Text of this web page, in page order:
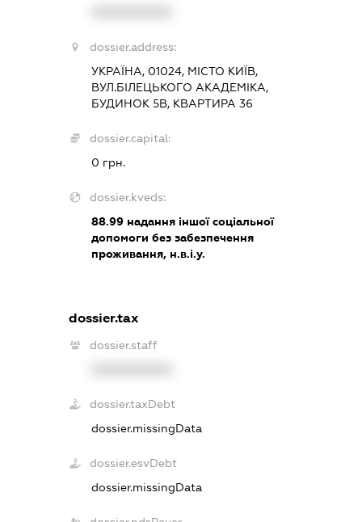
dossier.address:
УКРАЇНА, 01024, МІСТО КИЇВ,
ВУЛ.БІЛЕЦЬКОГО АКАДЕМІКА,
БУДИНОК 5В, КВАРТИРА 36
dossier.capital:
0 грн.
dossier.kveds:
88.99надання іншої соціальної
допомоги без забезпечення
проживання, н.в.і.у.
dossier.tax
dossier.staff
dossier.taxDebt
dossier.missingData
dossier.esvDebt
dossier.missingData